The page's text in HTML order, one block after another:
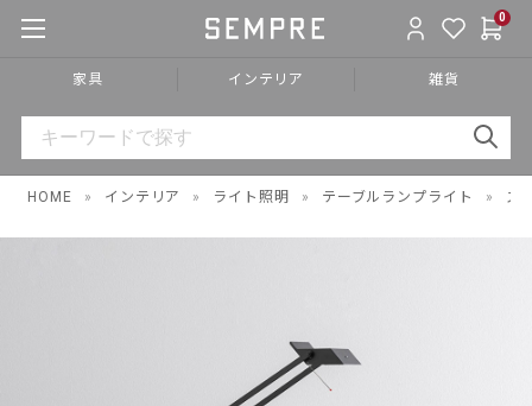
0
家具 インテリア 雑貨
HOME » インテリア » ライト照明 » テーブルランプライト » ス